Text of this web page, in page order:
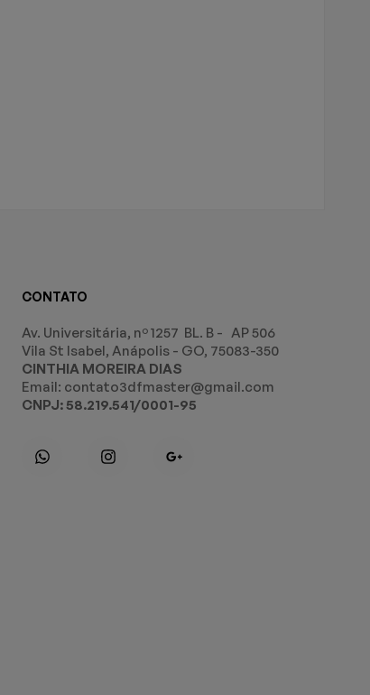
CONTATO
Av. Universitária, nº 1257 BL. B - AP 506
Vila St Isabel, Anápolis - GO, 75083-350
CINTHIA MOREIRA DIAS
Email: contato3dfmaster@gmail.com
CNPJ: 58.219.541/0001-95